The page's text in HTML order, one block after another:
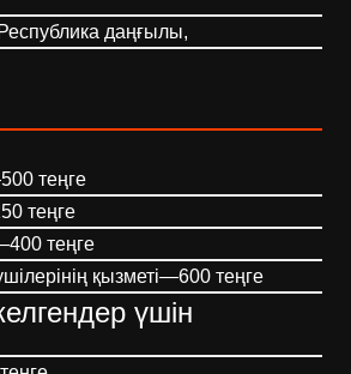
даңғылы,
теңге
теңге
теңге
қызметі—600 теңге
үшін